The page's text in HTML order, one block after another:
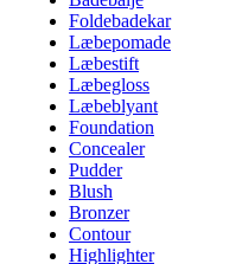
Foldebadekar
Læbepomade
Læbestift
Læbegloss
Læbeblyant
Foundation
Concealer
Pudder
Blush
Bronzer
Contour
Highlighter